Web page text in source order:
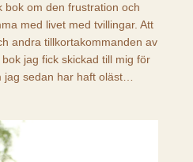
bok om den frustration och
med livet med tvillingar. Att
andra tillkortakommanden av
jag fick skickad till mig för
jag sedan har haft oläst…